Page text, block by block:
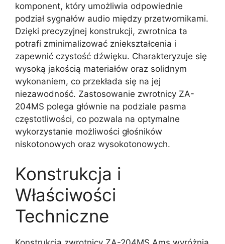
komponent, który umożliwia odpowiednie
podział sygnałów audio między przetwornikami.
Dzięki precyzyjnej konstrukcji, zwrotnica ta
potrafi zminimalizować zniekształcenia i
zapewnić czystość dźwięku. Charakteryzuje się
wysoką jakością materiałów oraz solidnym
wykonaniem, co przekłada się na jej
niezawodność. Zastosowanie zwrotnicy ZA-
204MS polega głównie na podziale pasma
częstotliwości, co pozwala na optymalne
wykorzystanie możliwości głośników
niskotonowych oraz wysokotonowych.
Konstrukcja i
Właściwości
Techniczne